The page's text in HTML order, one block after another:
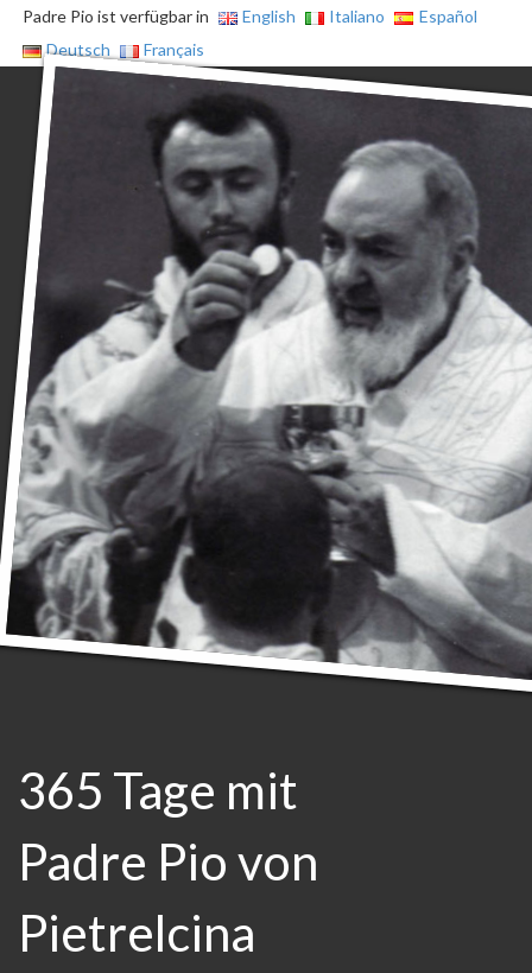
Padre Pio ist verfügbar in English Italiano
Español
Deutsch
Français
365 Tage mit
Padre Pio von
Pietrelcina